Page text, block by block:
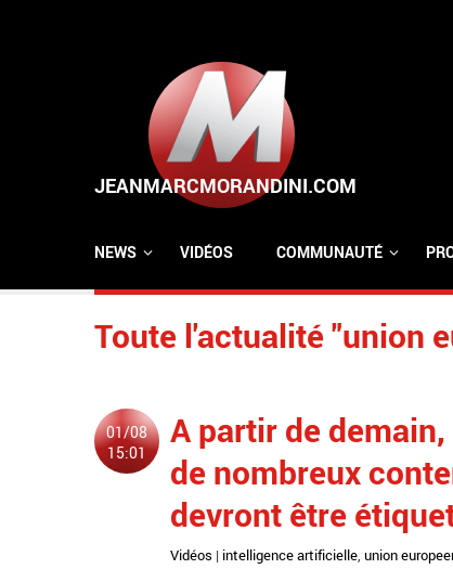
NEWS VIDÉOS COMMUNAUTÉ
Toute l'actualité "union
01/08
15:01
A partir de
de nombreux
devront être
Vidéos | intelligence artificielle, union